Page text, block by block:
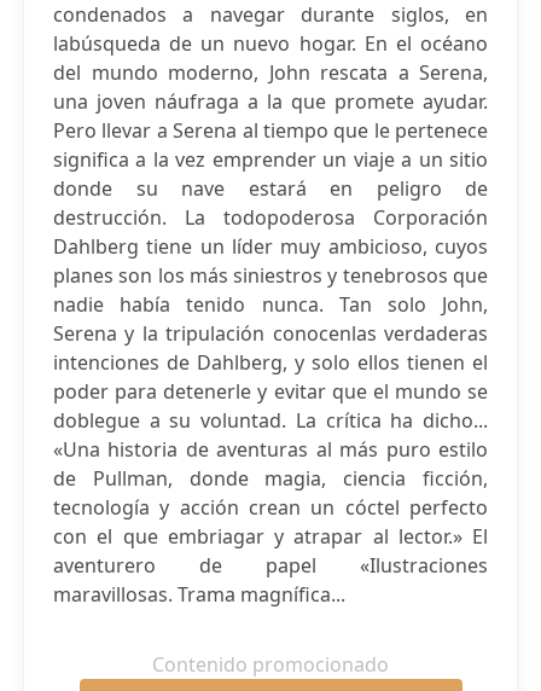
condenados a navegar durante siglos, en
labúsqueda de un nuevo hogar. En el océano
del mundo moderno, John rescata a Serena,
una joven náufraga a la que promete ayudar.
Pero llevar a Serena al tiempo que le pertenece
significa a la vez emprender un viaje a un sitio
donde su nave estará en peligro de
destrucción. La todopoderosa Corporación
Dahlberg tiene un líder muy ambicioso, cuyos
planes son los más siniestros y tenebrosos que
nadie había tenido nunca. Tan solo John,
Serena y la tripulación conocenlas verdaderas
intenciones de Dahlberg, y solo ellos tienen el
poder para detenerle y evitar que el mundo se
doblegue a su voluntad. La crítica ha dicho...
«Una historia de aventuras al más puro estilo
de Pullman, donde magia, ciencia ficción,
tecnología y acción crean un cóctel perfecto
con el que embriagar y atrapar al lector.» El
aventurero de papel «Ilustraciones
maravillosas. Trama magnífica...
Contenido promocionado